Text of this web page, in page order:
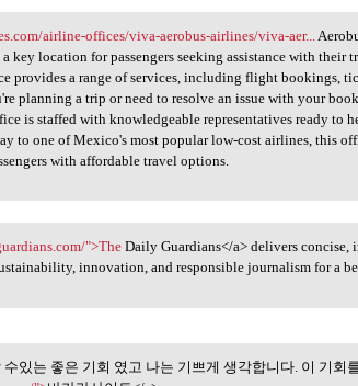
airline-offices/viva-aerobus-airlines/viva-aer...
key location for passengers seeking assistance with their
provides a range of services, including flight bookings,
planning a trip or need to resolve an issue with your
is staffed with knowledgeable representatives ready to
to one of Mexico's most popular low-cost airlines, this
with affordable travel options.
">TheDaily Guardians</a> delivers concise,
innovation, and responsible journalism for a
있는 좋은 기회 였고 나는 기쁘게 생각합니다. 이 기회